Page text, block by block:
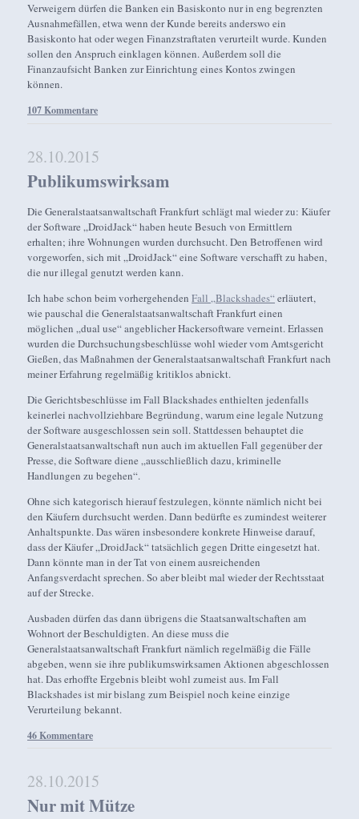
Verweigern dürfen die Banken ein Basiskonto nur in eng begrenzten
Ausnahmefällen, etwa wenn der Kunde bereits anderswo ein
Basiskonto hat oder wegen Finanzstraftaten verurteilt wurde. Kunden
sollen den Anspruch einklagen können. Außerdem soll die
Finanzaufsicht Banken zur Einrichtung eines Kontos zwingen
können.
107 Kommentare
28.10.2015
Publikumswirksam
Die Generalstaatsanwaltschaft Frankfurt schlägt mal wieder zu: Käufer
der Software „DroidJack“ haben heute Besuch von Ermittlern
erhalten; ihre Wohnungen wurden durchsucht. Den Betroffenen wird
vorgeworfen, sich mit „DroidJack“ eine Software verschafft zu haben,
die nur illegal genutzt werden kann.
Ich habe schon beim vorhergehendenFall „Blackshades“erläutert,
wie pauschal die Generalstaatsanwaltschaft Frankfurt einen
möglichen „dual use“ angeblicher Hackersoftware verneint. Erlassen
wurden die Durchsuchungsbeschlüsse wohl wieder vom Amtsgericht
Gießen, das Maßnahmen der Generalstaatsanwaltschaft Frankfurt nach
meiner Erfahrung regelmäßig kritiklos abnickt.
Die Gerichtsbeschlüsse im Fall Blackshades enthielten jedenfalls
keinerlei nachvollziehbare Begründung, warum eine legale Nutzung
der Software ausgeschlossen sein soll. Stattdessen behauptet die
Generalstaatsanwaltschaft nun auch im aktuellen Fall gegenüber der
Presse, die Software diene „ausschließlich dazu, kriminelle
Handlungen zu begehen“.
Ohne sich kategorisch hierauf festzulegen, könnte nämlich nicht bei
den Käufern durchsucht werden. Dann bedürfte es zumindest weiterer
Anhaltspunkte. Das wären insbesondere konkrete Hinweise darauf,
dass der Käufer „DroidJack“ tatsächlich gegen Dritte eingesetzt hat.
Dann könnte man in der Tat von einem ausreichenden
Anfangsverdacht sprechen. So aber bleibt mal wieder der Rechtsstaat
auf der Strecke.
Ausbaden dürfen das dann übrigens die Staatsanwaltschaften am
Wohnort der Beschuldigten. An diese muss die
Generalstaatsanwaltschaft Frankfurt nämlich regelmäßig die Fälle
abgeben, wenn sie ihre publikumswirksamen Aktionen abgeschlossen
hat. Das erhoffte Ergebnis bleibt wohl zumeist aus. Im Fall
Blackshades ist mir bislang zum Beispiel noch keine einzige
Verurteilung bekannt.
46 Kommentare
28.10.2015
Nur mit Mütze